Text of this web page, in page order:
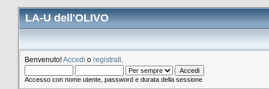
LA-U dell'OLIVO
Benvenuto!Accedi o registrati
Accesso con nome utente, password e durata della sessione